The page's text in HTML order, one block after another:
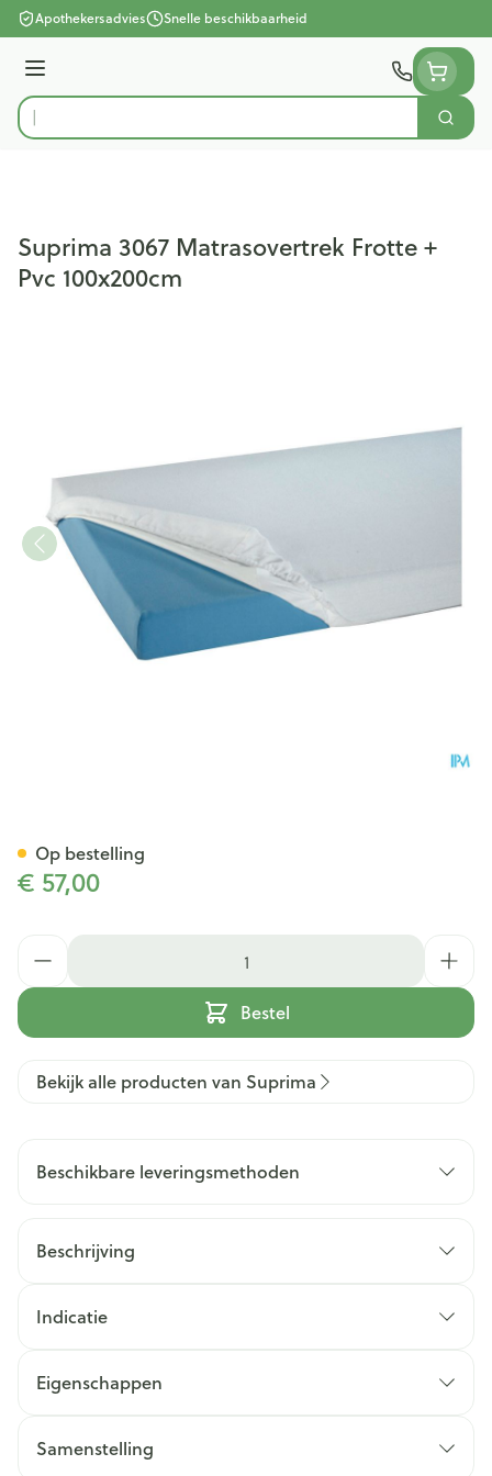
Ga naar de inhoud
Apothekersadvies Snelle beschikbaarheid
Menu
Product, merk, categorie...
Zoek
Suprima 3067 Matrasovertrek Frotte +
Pvc 100x200cm
€ 57,00
Bestel
Op bestelling
Bekijk alle producten van Suprima
Beschikbare leveringsmethoden
Beschrijving
Indicatie
Eigenschappen
Samenstelling